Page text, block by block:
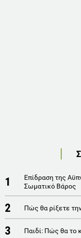
1
Επίδραση της
Σωματικό Βάρος
2 Πώς θα ρίξετε
3 Παιδί: Πώς θα το